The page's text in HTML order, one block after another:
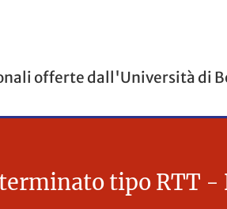
offerte dall'Università di
tipo RTT -